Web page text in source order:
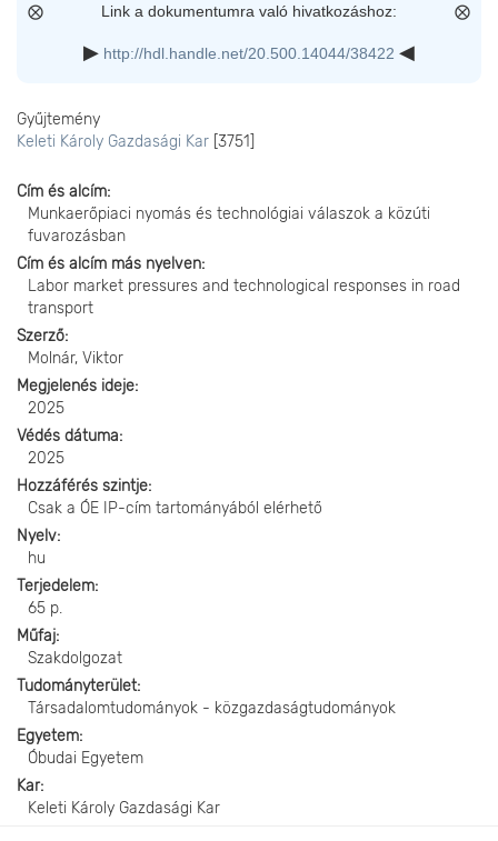
Link a dokumentumra való hivatkozáshoz:
http://hdl.handle.net/20.500.14044/38422
Gyűjtemény
Keleti Károly Gazdasági Kar [3751]
Cím és alcím
Munkaerőpiaci nyomás és technológiai válaszok a közúti
fuvarozásban
Cím és alcím más nyelven
Labor market pressures and technological responses in road
transport
Szerző
Molnár, Viktor
Megjelenés ideje
2025
Védés dátuma
2025
Hozzáférés szintje
Csak a ÓE IP-cím tartományából elérhető
Nyelv
hu
Terjedelem
65 p.
Műfaj
Szakdolgozat
Tudományterület
Társadalomtudományok - közgazdaságtudományok
Egyetem
Óbudai Egyetem
Kar
Keleti Károly Gazdasági Kar